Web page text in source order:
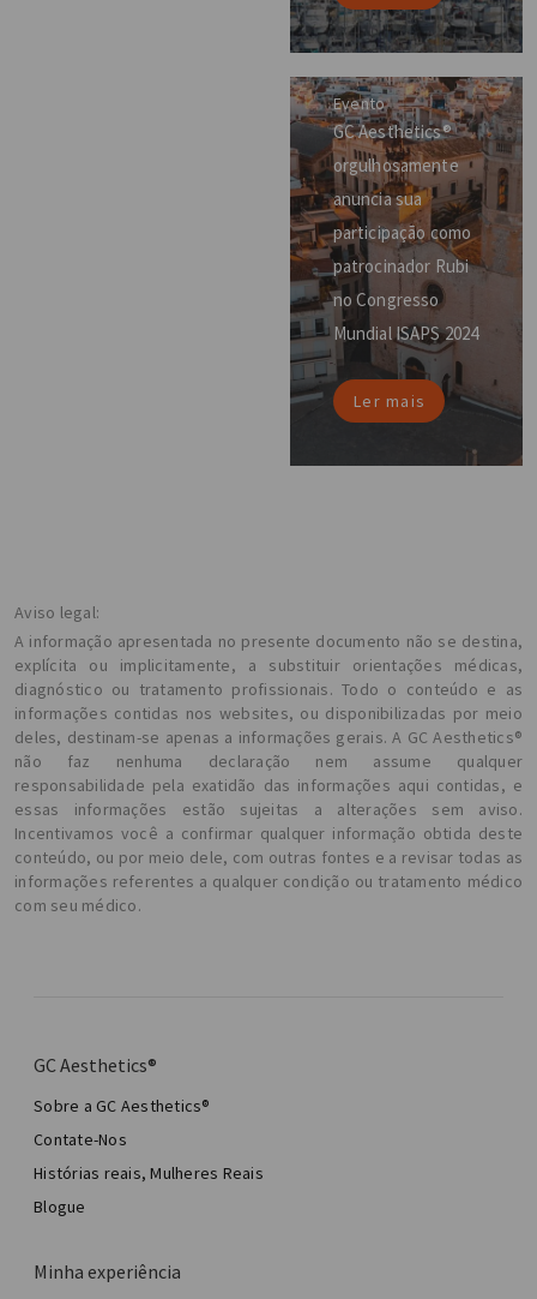
Evento
GC Aesthetics®
orgulhosamente
anuncia sua
participação como
patrocinador Rubi
no Congresso
Mundial ISAPS 2024
Ler mais
Aviso legal:
A informação apresentada no presente documento não se destina,
explícita ou implicitamente, a substituir orientações médicas,
diagnóstico ou tratamento profissionais. Todo o conteúdo e as
informações contidas nos websites, ou disponibilizadas por meio
deles, destinam-se apenas a informações gerais. A GC Aesthetics®
não faz nenhuma declaração nem assume qualquer
responsabilidade pela exatidão das informações aqui contidas, e
essas informações estão sujeitas a alterações sem aviso.
Incentivamos você a confirmar qualquer informação obtida deste
conteúdo, ou por meio dele, com outras fontes e a revisar todas as
informações referentes a qualquer condição ou tratamento médico
com seu médico.
GC Aesthetics®
Sobre a GC Aesthetics®
Contate-Nos
Histórias reais, Mulheres Reais
Blogue
Minha experiência